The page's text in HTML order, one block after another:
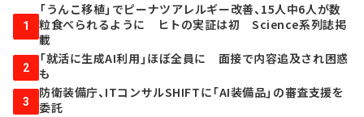
1
「うんこ移植」でピーナツアレルギー改善、15人中6人が数
粒食べられるように ヒトの実証は初 Science系列誌掲
載
2
「就活に生成AI利用」ほぼ全員に 面接で内容追及され困惑
も
3
防衛装備庁、ITコンサルSHIFTに「AI装備品」の審査支援を
委託